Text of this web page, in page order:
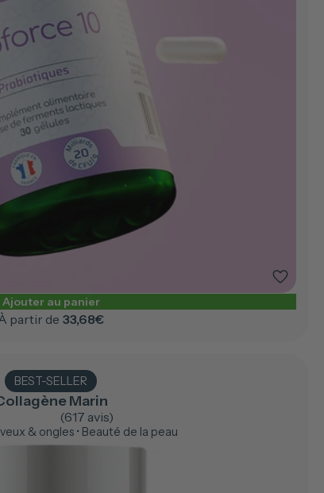
Ajouter au panier
partir de 33,68€
BEST-SELLER
Marin
(617 avis)
& ongles • Beauté de la peau